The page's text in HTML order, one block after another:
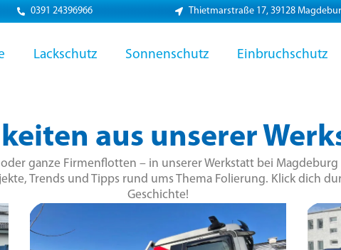
0391 24396966 Thietmarstraße 17, 39128
Lackschutz Sonnenschutz Einbruchschutz
aus unserer
ganze Firmenflotten – in unserer Werkstatt bei
Trends und Tipps rund ums Thema Folierung. Klick dich
Geschichte!